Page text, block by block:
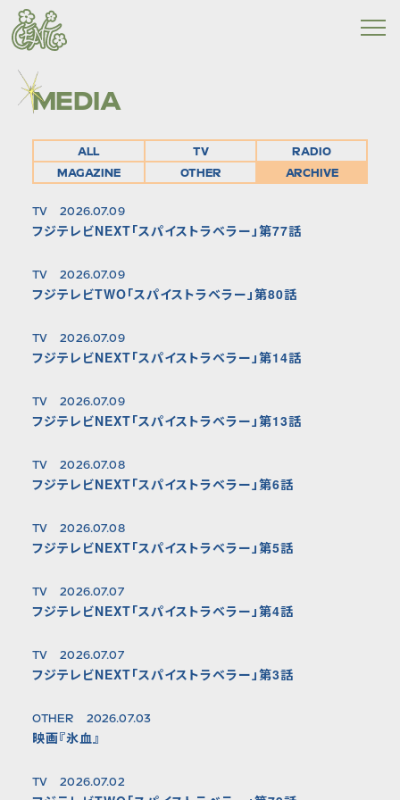
MEDIA
ALL TV
RADIO
MAGAZINE
OTHER ARCHIVE
TV 2026.07.09
フジテレビNEXT「スパイストラベラー」第77話
TV 2026.07.09
フジテレビTWO「スパイストラベラー」第80話
TV 2026.07.09
フジテレビNEXT「スパイストラベラー」第14話
TV 2026.07.09
フジテレビNEXT「スパイストラベラー」第13話
TV 2026.07.08
フジテレビNEXT「スパイストラベラー」第6話
TV 2026.07.08
フジテレビNEXT「スパイストラベラー」第5話
TV 2026.07.07
フジテレビNEXT「スパイストラベラー」第4話
TV 2026.07.07
フジテレビNEXT「スパイストラベラー」第3話
OTHER 2026.07.03
映画『氷血』
TV 2026.07.02